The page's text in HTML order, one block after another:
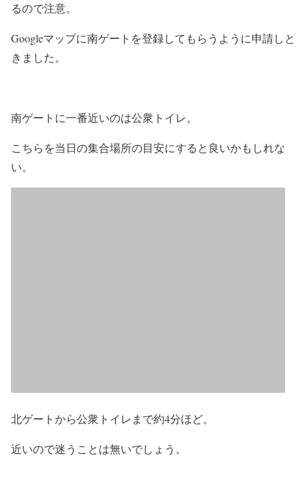
るので注意。
Googleマップに南ゲートを登録してもらうように申請しと
きました。
南ゲートに一番近いのは公衆トイレ。
こちらを当日の集合場所の目安にすると良いかもしれな
い。
北ゲートから公衆トイレまで約4分ほど。
近いので迷うことは無いでしょう。